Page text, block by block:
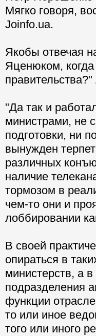
Мягко говоря,
Joinfo.ua.
Якобы отвечая
Яценюком,
"Да так и
министрами, не
подготовки, ни
вынужден
различных
наличие
тормозом в
чем-то они и
лоббировании
В своей
опираться в
министерств, а
подразделения
функции
то или иное
того или иного